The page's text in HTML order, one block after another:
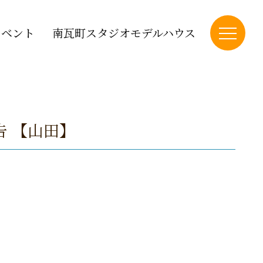
ント 南瓦町スタジオモデルハウス
山田】